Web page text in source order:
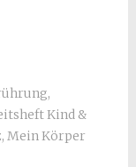
,
Kind &
, Mein Körper